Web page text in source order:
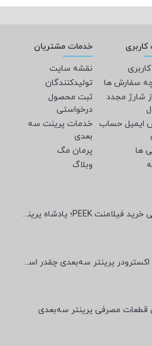
سفارش ها
شارژ مجدد
ایمیل حساب
ها
خدمات مشتریان
نقشه سایت
تولیدکنندگان
ثبت محصول
درخواستی
خدمات پرینت سه
بعدی
پرمان مگ
وبلاگ
راهنمای تخصصی خرید فیلامنت PEEK؛ پادشاه پرینت سه‌بعدی صنعتی و پزشکی + مشخصات فنی
عمر مفید هیتر اکسترودر پرینتر سه‌بعدی چقدر است؟
قطعات مصرفی پرینتر سه‌بعدی